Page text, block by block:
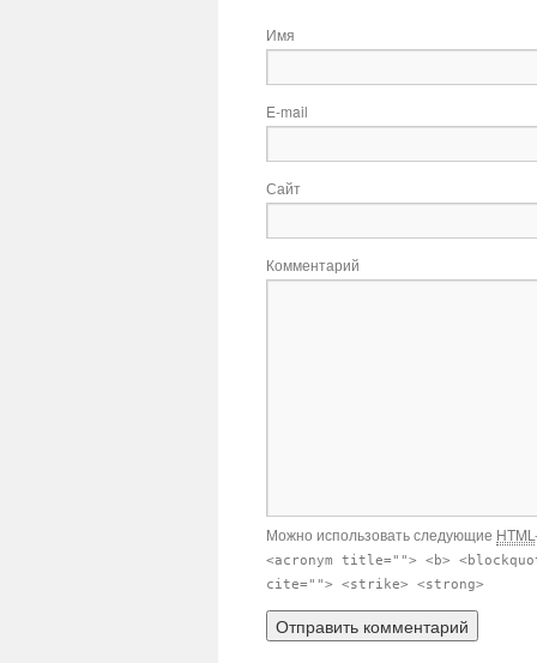
Имя
E-mail
Сайт
Комментарий
Можно использовать следующие HTML
<acronym title=""> <b>
cite=""> <strike> <strong>